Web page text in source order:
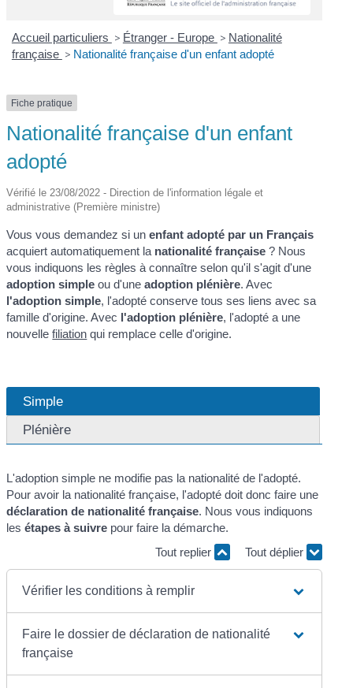
Accueil particuliers > Étranger - Europe > Nationalité
française > Nationalité française d'un enfant adopté
Fiche pratique
Nationalité française d'un enfant
adopté
Vérifié le 23/08/2022 - Direction de l'information légale et
administrative (Première ministre)
Vous vous demandez si unenfant adopté par un Français
acquiert automatiquement la nationalité française ? Nous
vous indiquons les règles à connaître selon qu'il s'agit d'une
adoption simple ou d'uneadoption plénière. Avec
l'adoption simple, l'adopté conserve tous ses liens avec sa
famille d'origine. Avec l'adoption plénière, l'adopté a une
nouvellefiliation qui remplace celle d'origine.
Simple
Plénière
L'adoption simple ne modifie pas la nationalité de l'adopté.
Pour avoir la nationalité française, l'adopté doit donc faire une
déclaration de nationalité française. Nous vous indiquons
lesétapes à suivre pour faire la démarche.
Tout replier
Tout déplier
Vérifier les conditions à remplir
Faire le dossier de déclaration de nationalité
française